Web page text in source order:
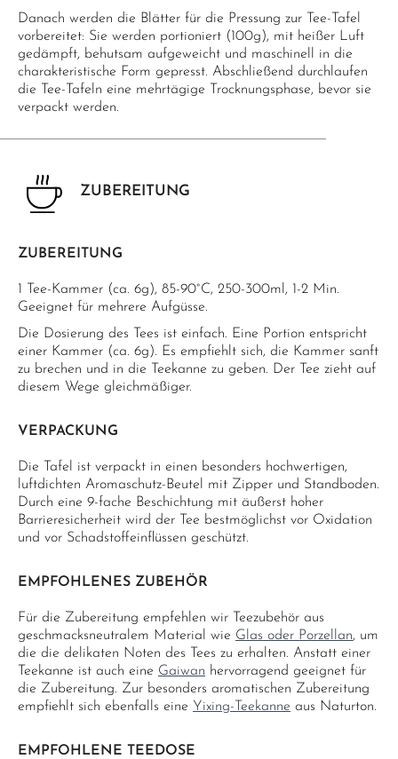
Danach werden die Blätter für die Pressung zur Tee-Tafel
vorbereitet: Sie werden portioniert (100g), mit heißer Luft
gedämpft, behutsam aufgeweicht und maschinell in die
charakteristische Form gepresst. Abschließend durchlaufen
die Tee-Tafeln eine mehrtägige Trocknungsphase, bevor sie
verpackt werden.
ZUBEREITUNG
ZUBEREITUNG
1 Tee-Kammer (ca. 6g), 85-90°C, 250-300ml, 1-2 Min.
Geeignet für mehrere Aufgüsse.
Die Dosierung des Tees ist einfach. Eine Portion entspricht
einer Kammer (ca. 6g). Es empfiehlt sich, die Kammer sanft
zu brechen und in die Teekanne zu geben. Der Tee zieht auf
diesem Wege gleichmäßiger.
VERPACKUNG
Die Tafel ist verpackt in einen besonders hochwertigen,
luftdichten Aromaschutz-Beutel mit Zipper und Standboden.
Durch eine 9-fache Beschichtung mit äußerst hoher
Barrieresicherheit wird der Tee bestmöglichst vor Oxidation
und vor Schadstoffeinflüssen geschützt.
EMPFOHLENES ZUBEHÖR
Für die Zubereitung empfehlen wir Teezubehör aus
geschmacksneutralem Material wie Glas oder Porzellan, um
die die delikaten Noten des Tees zu erhalten. Anstatt einer
Teekanne ist auch eine Gaiwan hervorragend geeignet für
die Zubereitung. Zur besonders aromatischen Zubereitung
empfiehlt sich ebenfalls eine Yixing-Teekanne aus Naturton.
EMPFOHLENE TEEDOSE